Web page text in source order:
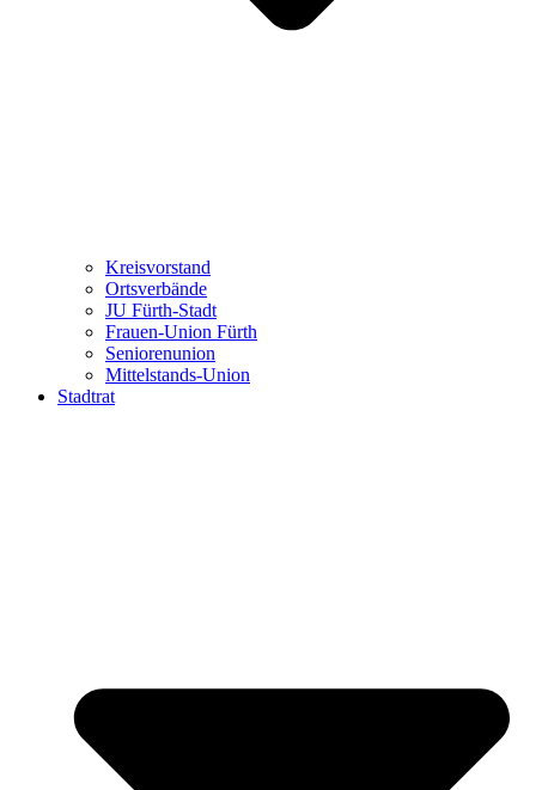
Kreisvorstand
Ortsverbände
JU Fürth-Stadt
Frauen-Union Fürth
Seniorenunion
Mittelstands-Union
Stadtrat